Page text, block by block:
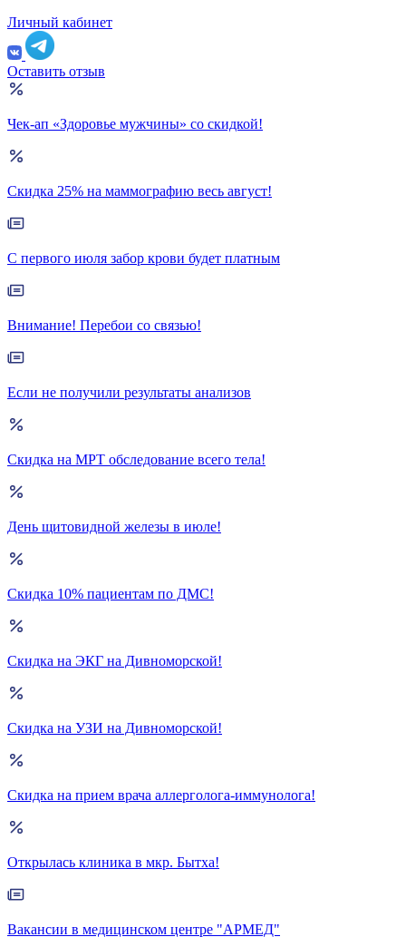
Личный кабинет
Оставить отзыв
Чек-ап «Здоровье мужчины» со скидкой!
Скидка 25% на маммографию весь август!
С первого июля забор крови будет платным
Внимание! Перебои со связью!
Если не получили результаты анализов
Скидка на МРТ обследование всего тела!
День щитовидной железы в июле!
Скидка 10% пациентам по ДМС!
Скидка на ЭКГ на Дивноморской!
Скидка на УЗИ на Дивноморской!
Скидка на прием врача аллерголога-иммунолога!
Открылась клиника в мкр. Бытха!
Вакансии в медицинском центре "АРМЕД"